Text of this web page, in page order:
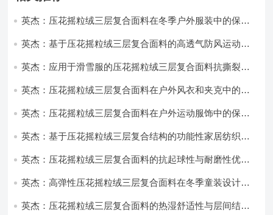
英杰：压花摇粒绒三层复合面料在冬季户外服装中的保暖
英杰：基于压花摇粒绒三层复合面料的高透气防风运动服
英杰：应用于滑雪服的压花摇粒绒三层复合面料抗撕裂与
英杰：压花摇粒绒三层复合面料在户外风衣和夹克中的应
英杰：压花摇粒绒三层复合面料在户外运动服饰中的保暖
英杰：基于压花摇粒绒三层复合结构的功能性家居纺织品
英杰：压花摇粒绒三层复合面料的抗起球性与耐磨性优化
英杰：高弹性压花摇粒绒三层复合面料在冬季童装设计中
英杰：压花摇粒绒三层复合面料的热湿舒适性与层间结合